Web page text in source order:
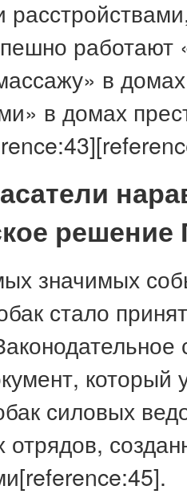
работают
в
в домах
решение
значимых
стало
который
силовых
отрядов,